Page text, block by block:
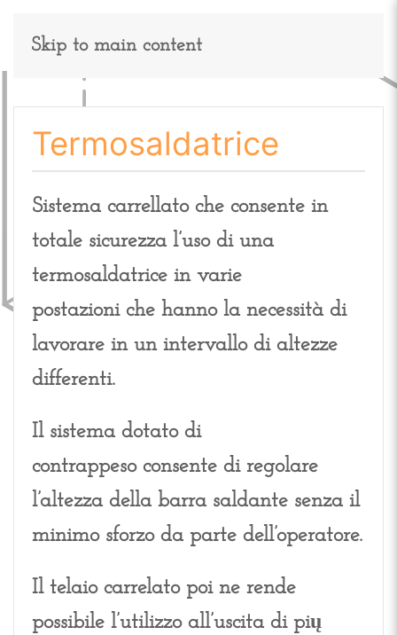
Skip to main content
Termosaldatrice
Sistema carrellato che consente in
totale sicurezza l’uso di una
termosaldatrice in varie
postazioni che hanno la necessità di
lavorare in un intervallo di altezze
differenti.
Il sistema dotato di
contrappeso consente di regolare
l’altezza della barra saldante senza il
minimo sforzo da parte dell’operatore.
Il telaio carrelato poi ne rende
possibile l’utilizzo all’uscita di pių